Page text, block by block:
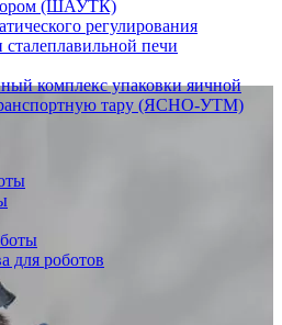
(ШАУТК)
регулирования
печи
комплекс упаковки яичной
тару (ЯСНО-УТМ)
для роботов